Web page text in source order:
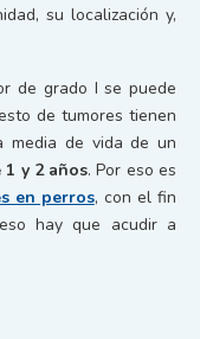
su localización y,
de grado I se puede
de tumores tienen
media de vida de un
1 y 2 años. Por eso es
en perros, con el fin
hay que acudir a